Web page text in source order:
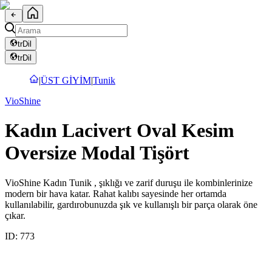
trDil
trDil
|ÜST GİYİM|Tunik
VioShine
Kadın Lacivert Oval Kesim
Oversize Modal Tişört
VioShine Kadın Tunik , şıklığı ve zarif duruşu ile kombinlerinize
modern bir hava katar. Rahat kalıbı sayesinde her ortamda
kullanılabilir, gardırobunuzda şık ve kullanışlı bir parça olarak öne
çıkar.
ID: 773